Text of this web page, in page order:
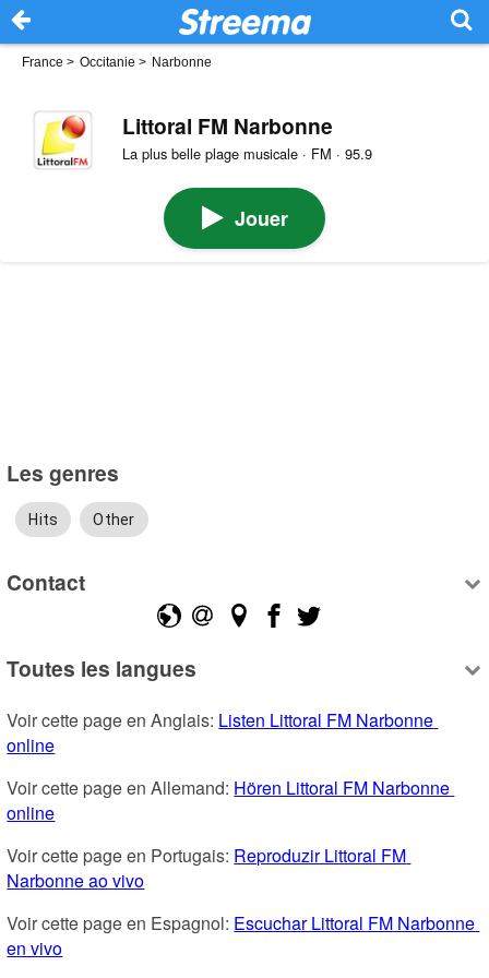
France > Occitanie > Narbonne
Littoral FM Narbonne
La plus belle plage musicale · FM · 95.9
Jouer
Les genres
Hits Other
Contact
Toutes les langues
Voir cette page en Anglais: Listen Littoral FM Narbonne
online
Voir cette page en Allemand: Hören Littoral FM Narbonne
online
Voir cette page en Portugais: Reproduzir Littoral FM
Narbonne ao vivo
Voir cette page en Espagnol: Escuchar Littoral FM Narbonne
en vivo